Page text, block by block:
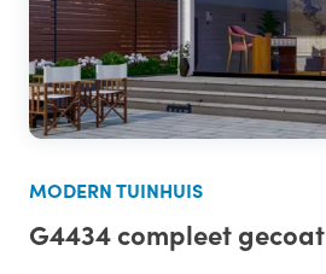
MODERN TUINHUIS
G4434 compleet gecoat